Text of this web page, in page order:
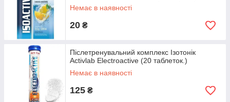
Немає в наявності
20 ₴
Післетренувальний комплекс Ізотонік
Activlab Electroactive (20 таблеток.)
Немає в наявності
125 ₴